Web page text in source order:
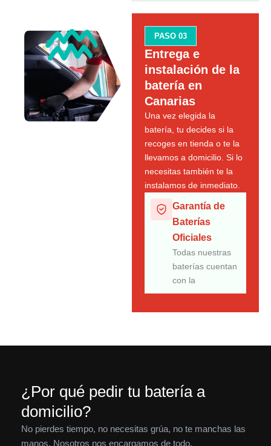
PASO 03
Entrega e
instalación de la
batería en
Canarias
Una vez elegida la
batería, tu decides si la
recoges en tienda o te la
llevamos a domicilio. Si lo
necesitas también te la
instalamos de inmediato.
Garantía de
Baterías
Oficiales
Todas nuestras
baterías cuentan
con la
¿Por qué pedir tu batería a
domicilio?
No pierdes tiempo, no necesitas grúa, no te manchas las
manos. Nosotros nos encargamos de todo.